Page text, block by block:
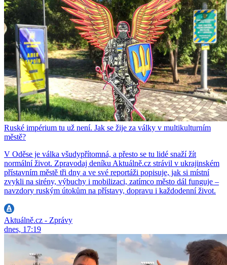
Ruské impérium tu už není. Jak se žije za války v multikulturním
městě?
V Oděse je válka všudypřítomná, a přesto se tu lidé snaží žít
normální život. Zpravodaj deníku Aktuálně.cz strávil v ukrajinském
přístavním městě tři dny a ve své reportáži popisuje, jak si místní
zvykli na sirény, výbuchy i mobilizaci, zatímco město dál funguje –
navzdory ruským útokům na přístavy, dopravu i každodenní život.
Aktuálně.cz - Zprávy
dnes, 17:19